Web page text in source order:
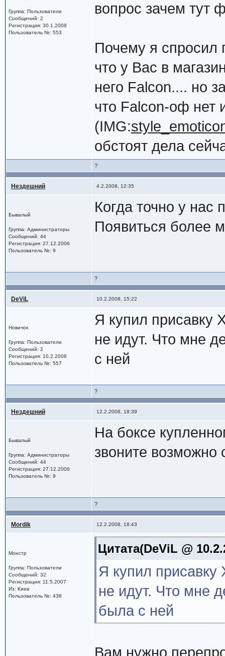
Группа: Пользователи
Сообщений: 2
Регистрация: 30.1.2008
Пользователь №: 553
вопрос зачем тут
Почему я спросил
что у Вас в
него Falcon.... но
что Falcon-оф нет
(IMG:
обстоят дела
?
Нездешний 4.2.2008, 12:35
Бывалый
Группа: Администраторы
Сообщений: 44
Регистрация: 27.12.2006
Пользователь №: 9
Когда точно у нас
Появиться более
?
DeViL 10.2.2008, 15:22
Новичок
Группа: Пользователи
Сообщений: 2
Регистрация: 10.2.2008
Пользователь №: 557
Я купил присавку
не идут. Что мне
с ней
?
Нездешний 12.2.2008, 18:39
Бывалый
Группа: Администраторы
Сообщений: 44
Регистрация: 27.12.2006
Пользователь №: 9
На боксе
звоните
?
Mordik 12.2.2008, 18:43
Монстр
Группа: Пользователи
Сообщений: 32
Регистрация: 11.5.2007
Из: Киев
Пользователь №: 438
Цитата(DeViL @
Я купил
не идут. Что мне
была с ней
Вам нужно